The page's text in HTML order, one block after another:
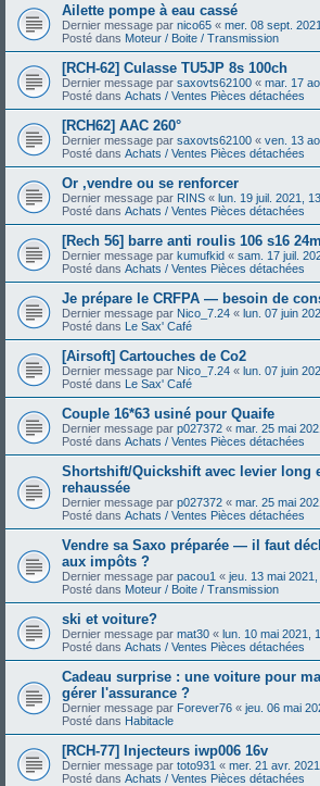
Ailette pompe à eau cassé
Dernier message par nico65 « mer. 08 sept.
Posté dans Moteur / Boite / Transmission
[RCH-62] Culasse TU5JP 8s 100ch
Dernier message par saxovts62100 « mar. 17
Posté dans Achats / Ventes Pièces détachées
[RCH62] AAC 260°
Dernier message par saxovts62100 « ven. 13
Posté dans Achats / Ventes Pièces détachées
Or ,vendre ou se renforcer
Dernier message par RINS « lun. 19 juil. 2021,
Posté dans Achats / Ventes Pièces détachées
[Rech 56] barre anti roulis 106 s16
Dernier message par kumufkid « sam. 17 juil.
Posté dans Achats / Ventes Pièces détachées
Je prépare le CRFPA — besoin de
Dernier message par Nico_7.24 « lun. 07 juin
Posté dans Le Sax' Café
[Airsoft] Cartouches de Co2
Dernier message par Nico_7.24 « lun. 07 juin
Posté dans Le Sax' Café
Couple 16*63 usiné pour Quaife
Dernier message par p027372 « mar. 25 mai
Posté dans Achats / Ventes Pièces détachées
Shortshift/Quickshift avec levier long
rehaussée
Dernier message par p027372 « mar. 25 mai
Posté dans Achats / Ventes Pièces détachées
Vendre sa Saxo préparée — il faut
aux impôts ?
Dernier message par pacou1 « jeu. 13 mai
Posté dans Moteur / Boite / Transmission
ski et voiture?
Dernier message par mat30 « lun. 10 mai 2021,
Posté dans Achats / Ventes Pièces détachées
Cadeau surprise : une voiture pour
gérer l'assurance ?
Dernier message par Forever76 « jeu. 06 mai
Posté dans Habitacle
[RCH-77] Injecteurs iwp006 16v
Dernier message par toto931 « mer. 21 avr.
Posté dans Achats / Ventes Pièces détachées